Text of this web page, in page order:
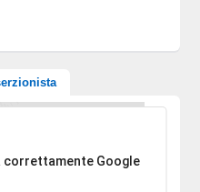
non è stato trovato.
correttamente Google